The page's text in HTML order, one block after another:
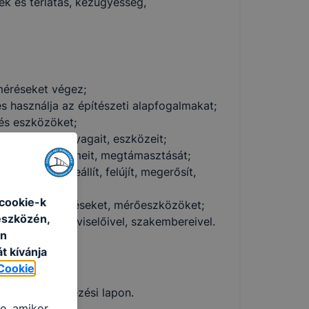
végez;
használja az építészeti alapfogalmakat;
eszközöket;
munkák anyagait, eszközeit;
zsaluelemeit, megtámasztását;
épít, helyreállít, felújít, megerősít,
berendezéseket, mérőeszközöket;
képviselőivel, szakembereivel.
a jelentkezési lapon.
k
kívánja